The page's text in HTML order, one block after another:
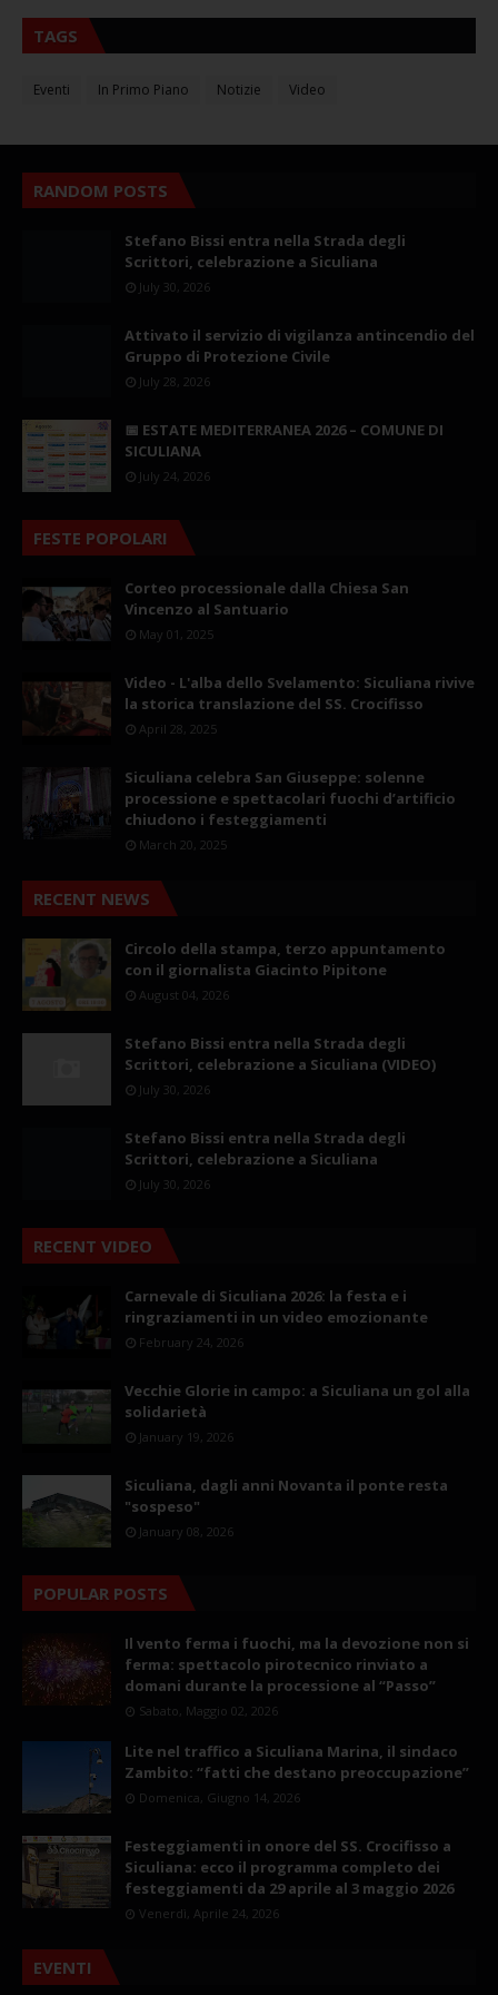
TAGS
Eventi In Primo Piano Notizie Video
RANDOM POSTS
Stefano Bissi entra nella Strada degli
Scrittori, celebrazione a Siculiana
July 30, 2026
Attivato il servizio di vigilanza antincendio del
Gruppo di Protezione Civile
July 28, 2026
📅 ESTATE MEDITERRANEA 2026 – COMUNE DI
SICULIANA
July 24, 2026
FESTE POPOLARI
Corteo processionale dalla Chiesa San
Vincenzo al Santuario
May 01, 2025
Video - L'alba dello Svelamento: Siculiana rivive
la storica translazione del SS. Crocifisso
April 28, 2025
Siculiana celebra San Giuseppe: solenne
processione e spettacolari fuochi d’artificio
chiudono i festeggiamenti
March 20, 2025
RECENT NEWS
Circolo della stampa, terzo appuntamento
con il giornalista Giacinto Pipitone
August 04, 2026
Stefano Bissi entra nella Strada degli
Scrittori, celebrazione a Siculiana (VIDEO)
July 30, 2026
Stefano Bissi entra nella Strada degli
Scrittori, celebrazione a Siculiana
July 30, 2026
RECENT VIDEO
Carnevale di Siculiana 2026: la festa e i
ringraziamenti in un video emozionante
February 24, 2026
Vecchie Glorie in campo: a Siculiana un gol alla
solidarietà
January 19, 2026
Siculiana, dagli anni Novanta il ponte resta
"sospeso"
January 08, 2026
POPULAR POSTS
Il vento ferma i fuochi, ma la devozione non si
ferma: spettacolo pirotecnico rinviato a
domani durante la processione al “Passo”
Sabato, Maggio 02, 2026
Lite nel traffico a Siculiana Marina, il sindaco
Zambito: “fatti che destano preoccupazione”
Domenica, Giugno 14, 2026
Festeggiamenti in onore del SS. Crocifisso a
Siculiana: ecco il programma completo dei
festeggiamenti da 29 aprile al 3 maggio 2026
Venerdì, Aprile 24, 2026
EVENTI